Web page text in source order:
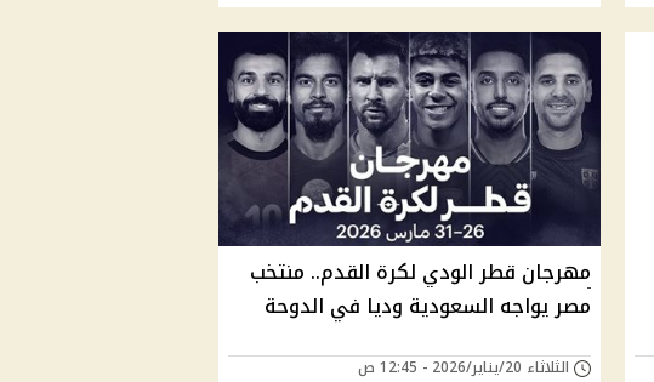
مهرجان قطر الودي لكرة القدم.. منتخب
مصر يواجه السعودية وديا في الدوحة
الثلاثاء 20/يناير/2026 - 12:45 ص